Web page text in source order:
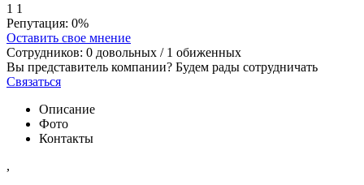
1 1
Репутация: 0%
Оставить свое мнение
Сотрудников: 0 довольных / 1 обиженных
Вы представитель компании? Будем рады сотрудничать
Связаться
Описание
Фото
Контакты
,